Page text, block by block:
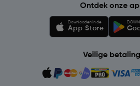
Ontdek onze
Downloaden in de
App Store
Veilige betaling